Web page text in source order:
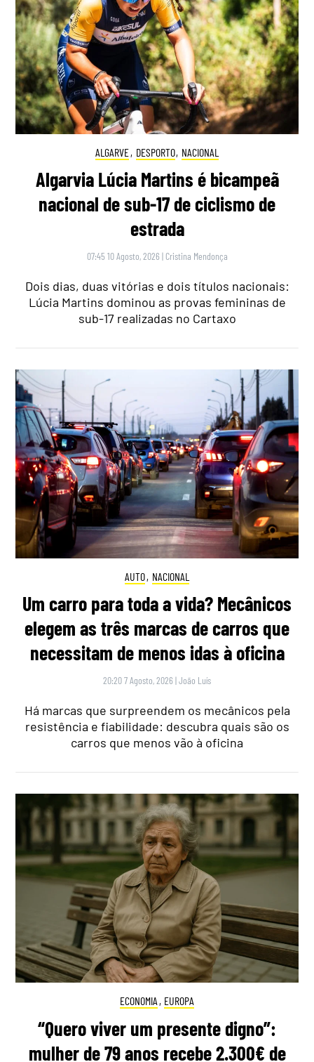
ALGARVE, DESPORTO, NACIONAL
Algarvia Lúcia Martins é bicampeã
nacional de sub-17 de ciclismo de
estrada
07:45 10 Agosto, 2026 | Cristina Mendonça
Dois dias, duas vitórias e dois títulos nacionais:
Lúcia Martins dominou as provas femininas de
sub-17 realizadas no Cartaxo
AUTO, NACIONAL
Um carro para toda a vida? Mecânicos
elegem as três marcas de carros que
necessitam de menos idas à oficina
20:20 7 Agosto, 2026 |João Luís
Há marcas que surpreendem os mecânicos pela
resistência e fiabilidade: descubra quais são os
carros que menos vão à oficina
ECONOMIA , EUROPA
“Quero viver um presente digno”:
mulher de 79 anos recebe 2.300€ de